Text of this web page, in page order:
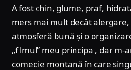
A fost chin, glume, praf,
mers mai mult decât
atmosferă bună și o
„filmul” meu principal, dar m-
comedie montană în care